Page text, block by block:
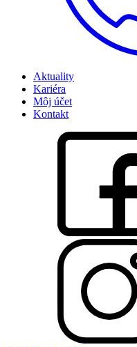
Aktuality
Kariéra
Môj účet
Kontakt